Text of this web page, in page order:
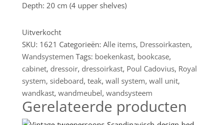
Depth: 20 cm (4 upper shelves)
Uitverkocht
SKU: 1621 Categorieën: Alle items, Dressoirkasten,
Wandsystemen Tags: boekenkast, bookcase,
cabinet, dressoir, dressoirkast, Poul Cadovius, Royal
system, sideboard, teak, wall system, wall unit,
wandkast, wandmeubel, wandsysteem
Gerelateerde producten